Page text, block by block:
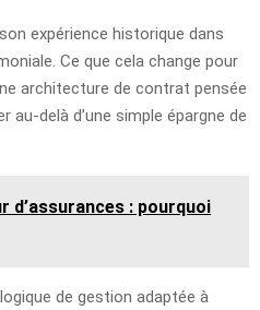
expérience historique dans
Ce que cela change pour
architecture de contrat pensée
au-delà d’une simple épargne de
d’assurances : pourquoi
de gestion adaptée à